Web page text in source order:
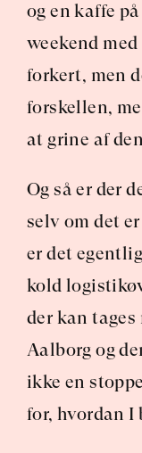
og en kaffe
weekend
forkert, men
forskellen,
at grine af
Og så er der
selv om det
er det
kold
der kan tages
Aalborg og
ikke en
for, hvordan I